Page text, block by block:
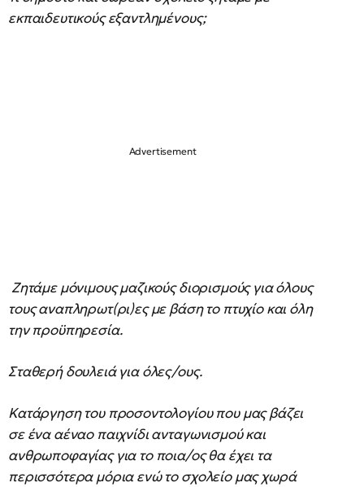
εκπαιδευτικούς εξαντλημένους;
Ζητάμε μόνιμους μαζικούς διορισμούς για όλους
τους αναπληρωτ(ρι)ες με βάση το πτυχίο και όλη
την προϋπηρεσία.
Σταθερή δουλειά για όλες/ους.
Κατάργηση του προσοντολογίου που μας βάζει
σε ένα αέναο παιχνίδι ανταγωνισμού και
ανθρωποφαγίας για το ποια/ος θα έχει τα
περισσότερα μόρια ενώ το σχολείο μας χωρά